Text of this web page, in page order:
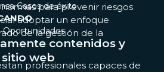
Casos de éxito
Oportunidades
contenidos y
web
para prevenir riesgos
adoptar un enfoque
de la gestión de la
profesionales capaces de